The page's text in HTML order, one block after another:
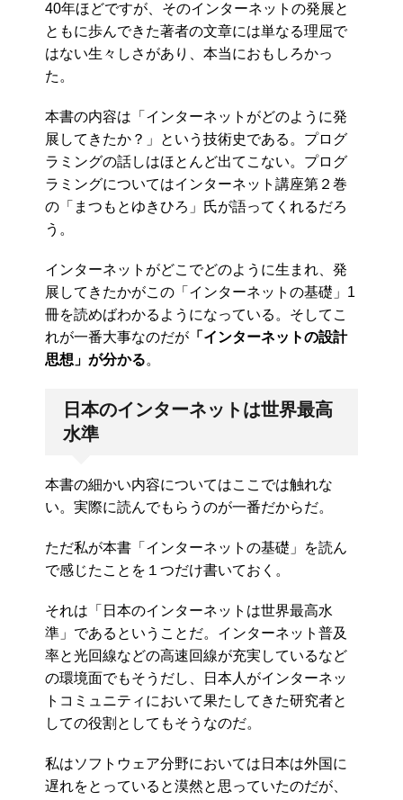
40年ほどですが、そのインターネットの発展と
ともに歩んできた著者の文章には単なる理屈で
はない生々しさがあり、本当におもしろかっ
た。
本書の内容は「インターネットがどのように発
展してきたか？」という技術史である。プログ
ラミングの話しはほとんど出てこない。プログ
ラミングについてはインターネット講座第２巻
の「まつもとゆきひろ」氏が語ってくれるだろ
う。
インターネットがどこでどのように生まれ、発
展してきたかがこの「インターネットの基礎」1
冊を読めばわかるようになっている。そしてこ
れが一番大事なのだが 「インターネットの設計
思想」が分かる。
日本のインターネットは世界最高
水準
本書の細かい内容についてはここでは触れな
い。実際に読んでもらうのが一番だからだ。
ただ私が本書「インターネットの基礎」を読ん
で感じたことを１つだけ書いておく。
それは「日本のインターネットは世界最高水
準」であるということだ。インターネット普及
率と光回線などの高速回線が充実しているなど
の環境面でもそうだし、日本人がインターネッ
トコミュニティにおいて果たしてきた研究者と
しての役割としてもそうなのだ。
私はソフトウェア分野においては日本は外国に
遅れをとっていると漠然と思っていたのだが、